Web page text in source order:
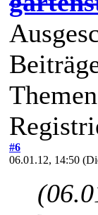
#6
06.01.12, 14:50